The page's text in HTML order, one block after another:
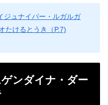
ジュナイパー・ルガルガ
たけるとうき（P.7)
ゲンダイナ・ダー